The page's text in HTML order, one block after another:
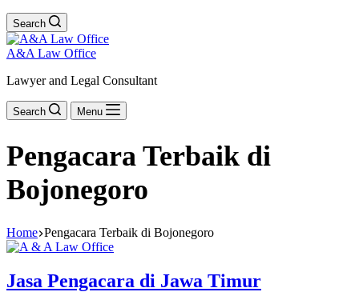
Search
A&A Law Office
Lawyer and Legal Consultant
Search Menu
Pengacara Terbaik di
Bojonegoro
Home Pengacara Terbaik di Bojonegoro
Jasa Pengacara di Jawa Timur